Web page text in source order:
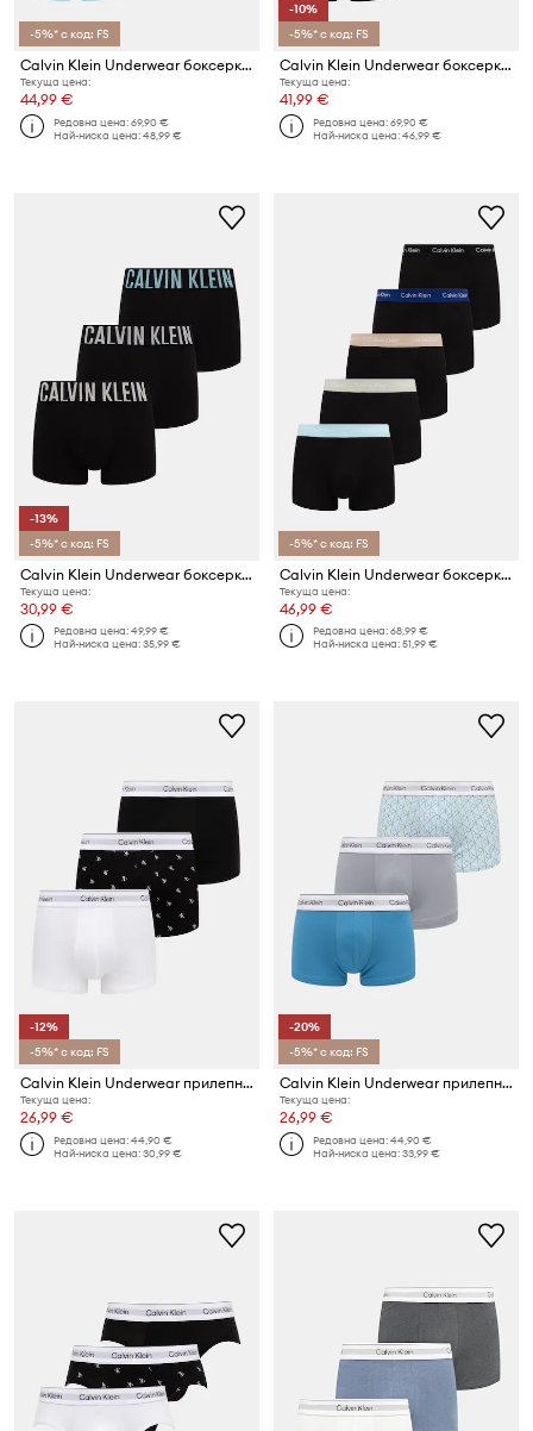
-5%* с код: FS
Calvin Klein Underwear боксерки мъжки от памук с еластан 5 броя
Текуща цена:
44,99 €
Редовна цена:69,90 €
Най-ниска цена:48,99 €
-10%
-5%* с код: FS
Calvin Klein Underwear боксерки мъжки от памук с еластан 5 броя
Текуща цена:
41,99 €
Редовна цена:69,90 €
Най-ниска цена:46,99 €
-13%
-5%* с код: FS
Calvin Klein Underwear боксерки мъжки от памук с еластан 3 броя
Текуща цена:
30,99 €
Редовна цена:49,99 €
Най-ниска цена:35,99 €
-5%* с код: FS
Calvin Klein Underwear боксерки мъжки от памук с еластан 5 броя
Текуща цена:
46,99 €
Редовна цена:68,99 €
Най-ниска цена:51,99 €
-12%
-5%* с код: FS
Calvin Klein Underwear прилепнали боксерки мъжки 3 броя
Текуща цена:
26,99 €
Редовна цена:44,90 €
Най-ниска цена:30,99 €
-20%
-5%* с код: FS
Calvin Klein Underwear прилепнали мъжки боксерки 3 броя
Текуща цена:
26,99 €
Редовна цена:44,90 €
Най-ниска цена:33,99 €